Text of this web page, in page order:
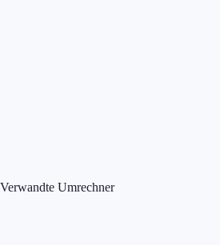
Verwandte Umrechner